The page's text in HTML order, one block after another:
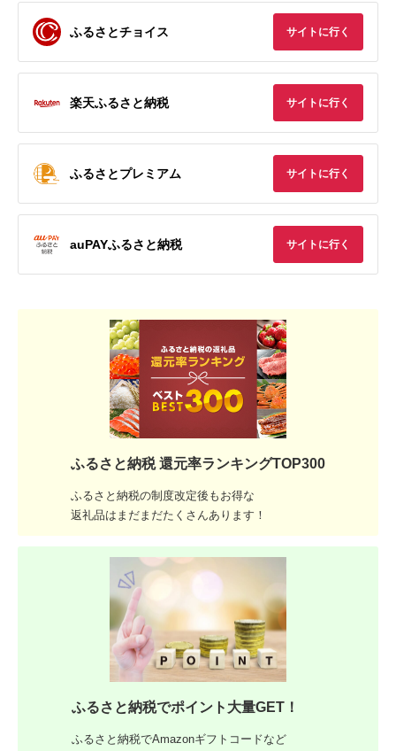
ふるさとチョイス サイトに行く
楽天ふるさと納税 サイトに行く
ふるさとプレミアム サイトに行く
auPAYふるさと納税 サイトに行く
ふるさと納税 還元率ランキングTOP300
ふるさと納税の制度改定後もお得な
返礼品はまだまだたくさんあります！
ふるさと納税でポイント大量GET！
ふるさと納税でAmazonギフトコードなど